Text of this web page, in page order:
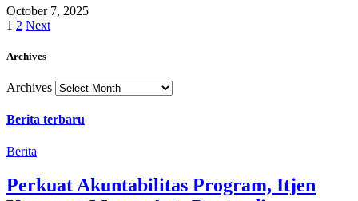
October 7, 2025
1 2 Next
Archives
Archives
Berita terbaru
Berita
Perkuat Akuntabilitas Program, Itjen